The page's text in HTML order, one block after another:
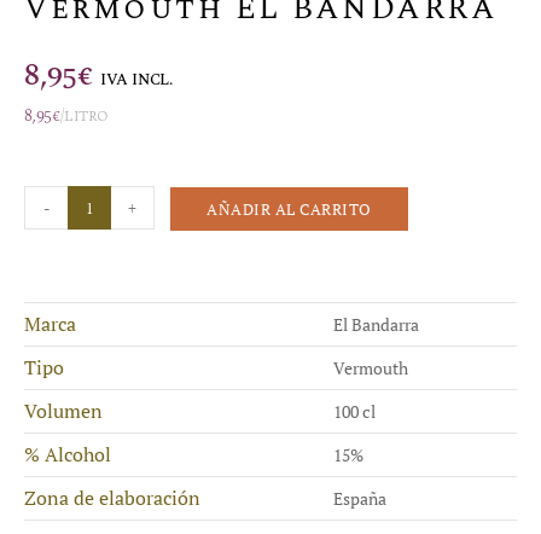
8,95€ IVA INCL.
8,95€/litro
- + AÑADIR AL CARRITO
Marca El Bandarra
Tipo Vermouth
Volumen 100 cl
% Alcohol 15%
Zona de elaboración España